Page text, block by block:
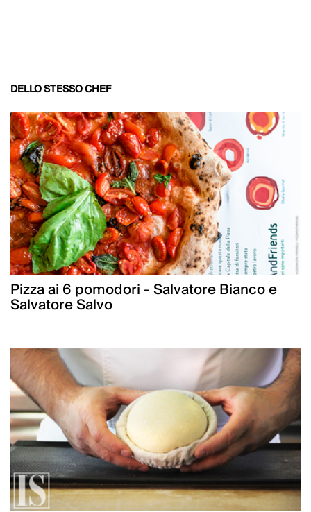
DELLO STESSO CHEF
Pizza ai 6 pomodori - Salvatore Bianco e
Salvatore Salvo